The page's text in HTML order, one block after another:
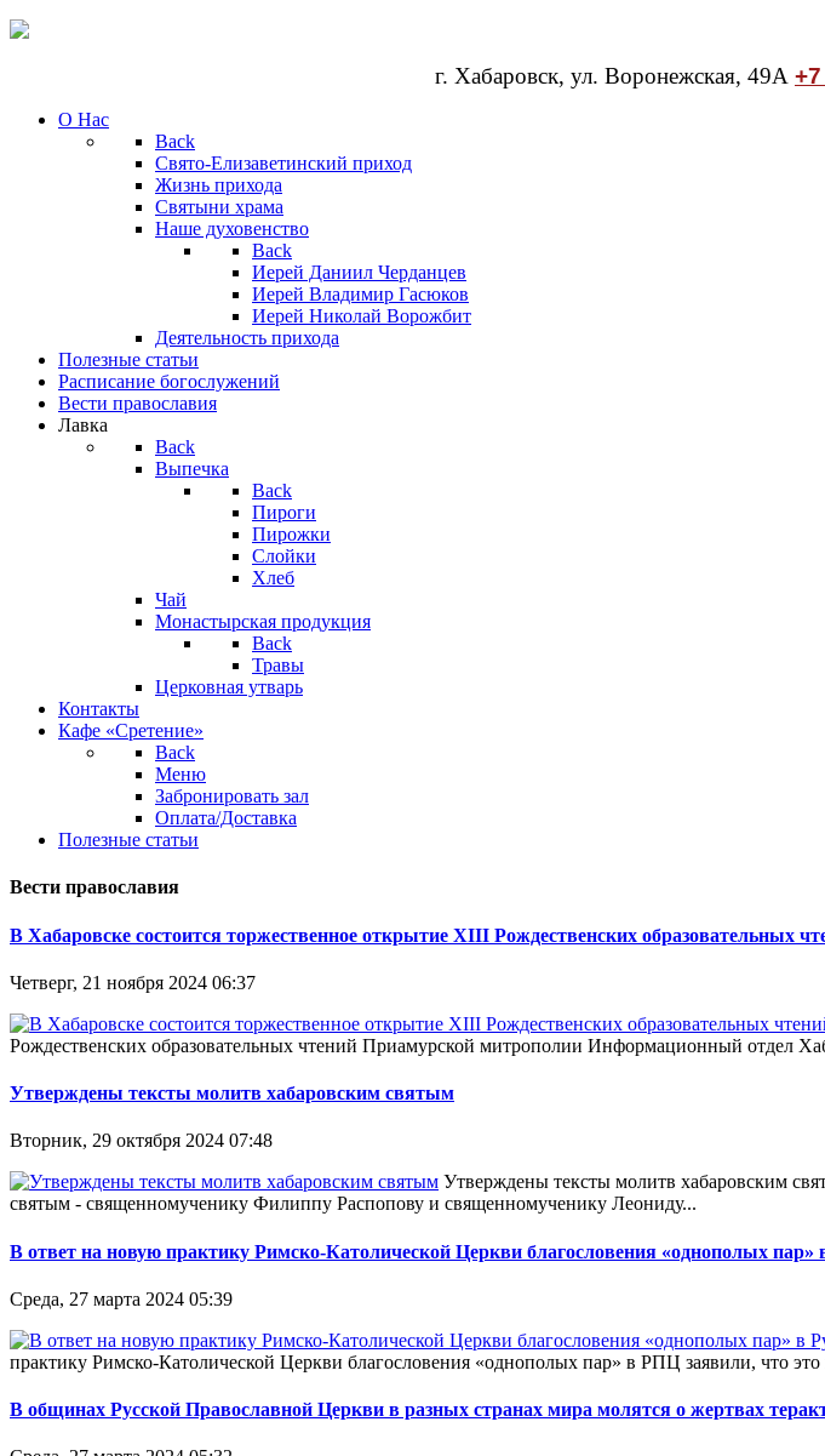
г. Хабаровск, ул. Воронежская, 49А
О Нас
Back
Свято-Елизаветинский приход
Жизнь прихода
Святыни храма
Наше духовенство
Back
Иерей Даниил Черданцев
Иерей Владимир Гасюков
Иерей Николай Ворожбит
Деятельность прихода
Полезные статьи
Расписание богослужений
Вести православия
Лавка
Back
Выпечка
Back
Пироги
Пирожки
Слойки
Хлеб
Чай
Монастырская продукция
Back
Травы
Церковная утварь
Контакты
Кафе «Сретение»
Back
Меню
Забронировать зал
Оплата/Доставка
Полезные статьи
Вести православия
В Хабаровске состоится торжественное открытие XIII Рождественских образовательных
Четверг, 21 ноября 2024 06:37
Рождественских образовательных чтений Приамурской митрополии Информационный отдел
Утверждены тексты молитв хабаровским святым
Вторник, 29 октября 2024 07:48
Утверждены тексты молитв хабаровским
святым - священномученику Филиппу Распопову и священномученику Леониду...
В ответ на новую практику Римско-Католической Церкви благословения «однополых
Среда, 27 марта 2024 05:39
практику Римско-Католической Церкви благословения «однополых пар» в РПЦ заявили, что
В общинах Русской Православной Церкви в разных странах мира молятся о жертвах